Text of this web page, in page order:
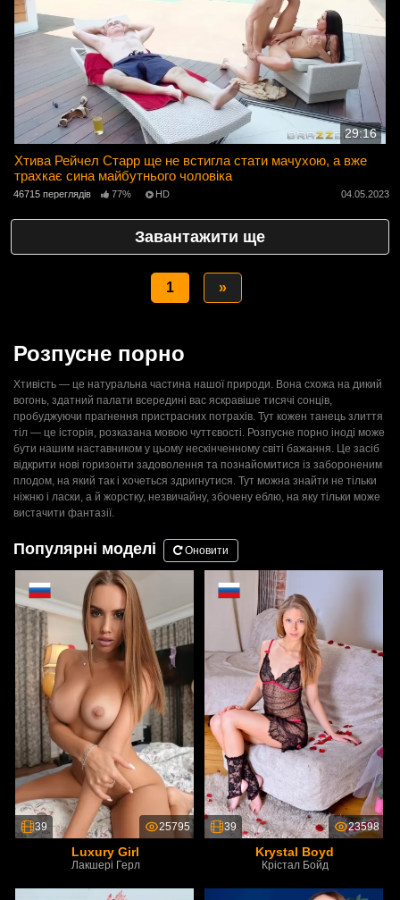
29:16
Хтива Рейчел Старр ще не встигла стати мачухою, а вже
трахкає сина майбутнього чоловіка
46715 переглядів 77% HD 04.05.2023
Завантажити ще
1 »
Розпусне порно
Хтивість — це натуральна частина нашої природи. Вона схожа на дикий
вогонь, здатний палати всередині вас яскравіше тисячі сонців,
пробуджуючи прагнення пристрасних потрахів. Тут кожен танець злиття
тіл — це історія, розказана мовою чуттєвості. Розпусне порно іноді може
бути нашим наставником у цьому нескінченному світі бажання. Це засіб
відкрити нові горизонти задоволення та познайомитися із забороненим
плодом, на який так і хочеться здригнутися. Тут можна знайти не тільки
ніжню і ласки, а й жорстку, незвичайну, збочену еблю, на яку тільки може
вистачити фантазії.
Популярні моделі Оновити
39 25795
Luxury Girl
Лакшері Герл
39 23598
Krystal Boyd
Крістал Бойд